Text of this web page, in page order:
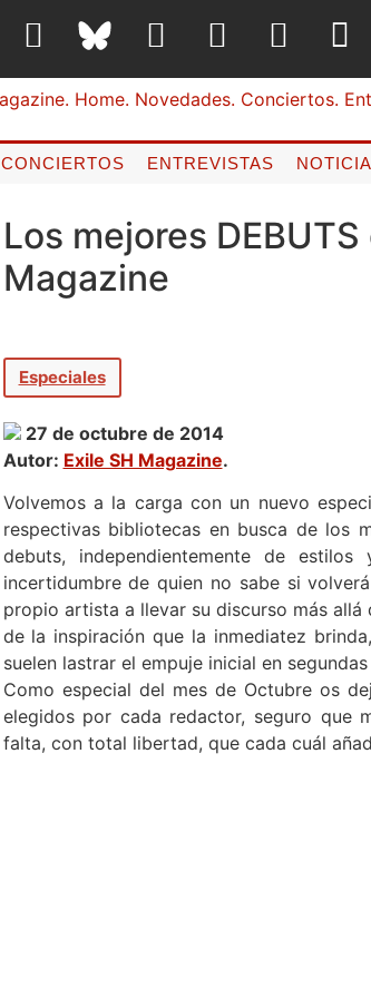
CONCIERTOS ENTREVISTAS
Los mejores
Magazine
Especiales
27 de octubre de 2014
Autor: Exile SH Magazine.
Volvemos a la carga con un nuevo
respectivas bibliotecas en busca de los
debuts, independientemente de
incertidumbre de quien no sabe si
propio artista a llevar su discurso más
de la inspiración que la inmediatez
suelen lastrar el empuje inicial en
Como especial del mes de Octubre os
elegidos por cada redactor, seguro que
falta, con total libertad, que cada cuál